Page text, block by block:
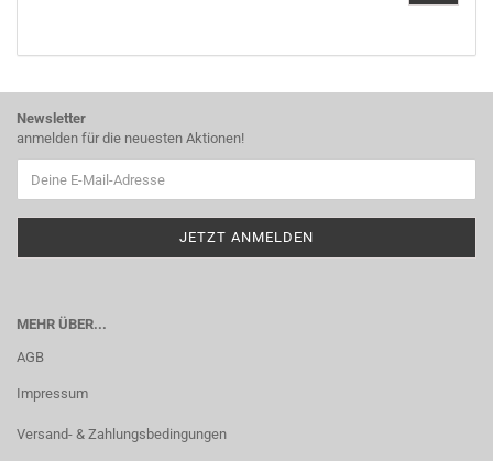
EIN.
Newsletter
anmelden für die neuesten Aktionen!
MEHR ÜBER...
AGB
Impressum
Versand- & Zahlungsbedingungen